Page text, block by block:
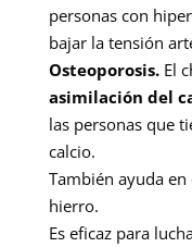
personas con
bajar la tensión
Osteoporosis.El
asimilación del
las personas que
calcio.
También ayuda en
hierro.
Es eficaz para